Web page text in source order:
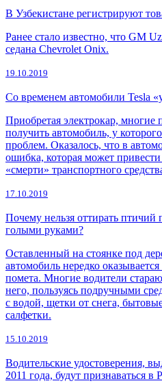
В Узбекистане регистрируют
Ранее стало известно, что GM
седана Сhevrolet Onix.
19.10.2019
Со временем автомобили Tesla
Приобретая электрокар, многие
получить автомобиль, у
проблем. Оказалось, что в
ошибка, которая может
«смерти» транспортного
17.10.2019
Почему нельзя оттирать
голыми руками?
Оставленный на стоянке под
автомобиль нередко
помета. Многие водители
него, пользуясь подручными
с водой, щетки от снега,
салфетки.
15.10.2019
Водительские удостоверения,
2011 года, будут признаваться в